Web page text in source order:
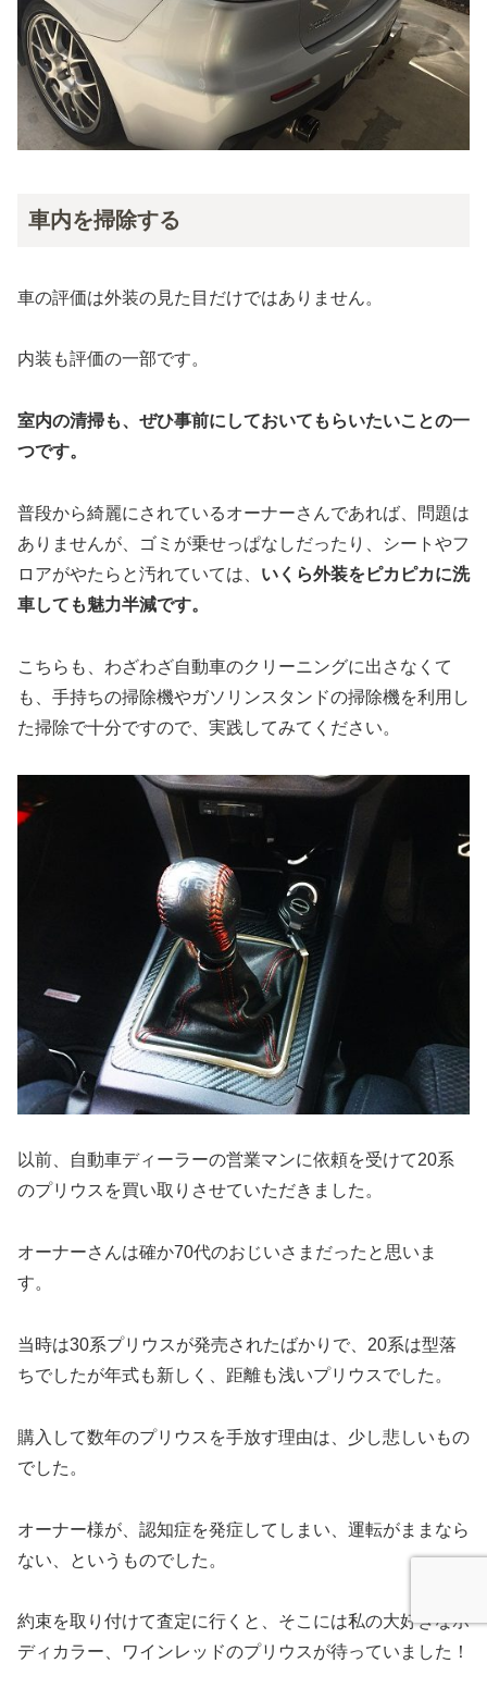
車内を掃除する
車の評価は外装の見た目だけではありません。
内装も評価の一部です。
室内の清掃も、ぜひ事前にしておいてもらいたいことの一
つです。
普段から綺麗にされているオーナーさんであれば、問題は
ありませんが、ゴミが乗せっぱなしだったり、シートやフ
ロアがやたらと汚れていては、 いくら外装をピカピカに洗
車しても魅力半減です。
こちらも、わざわざ自動車のクリーニングに出さなくて
も、手持ちの掃除機やガソリンスタンドの掃除機を利用し
た掃除で十分ですので、実践してみてください。
以前、自動車ディーラーの営業マンに依頼を受けて20系
のプリウスを買い取りさせていただきました。
オーナーさんは確か70代のおじいさまだったと思いま
す。
当時は30系プリウスが発売されたばかりで、20系は型落
ちでしたが年式も新しく、距離も浅いプリウスでした。
購入して数年のプリウスを手放す理由は、少し悲しいもの
でした。
オーナー様が、認知症を発症してしまい、運転がままなら
ない、というものでした。
約束を取り付けて査定に行くと、そこには私の大好きなボ
ディカラー、ワインレッドのプリウスが待っていました！